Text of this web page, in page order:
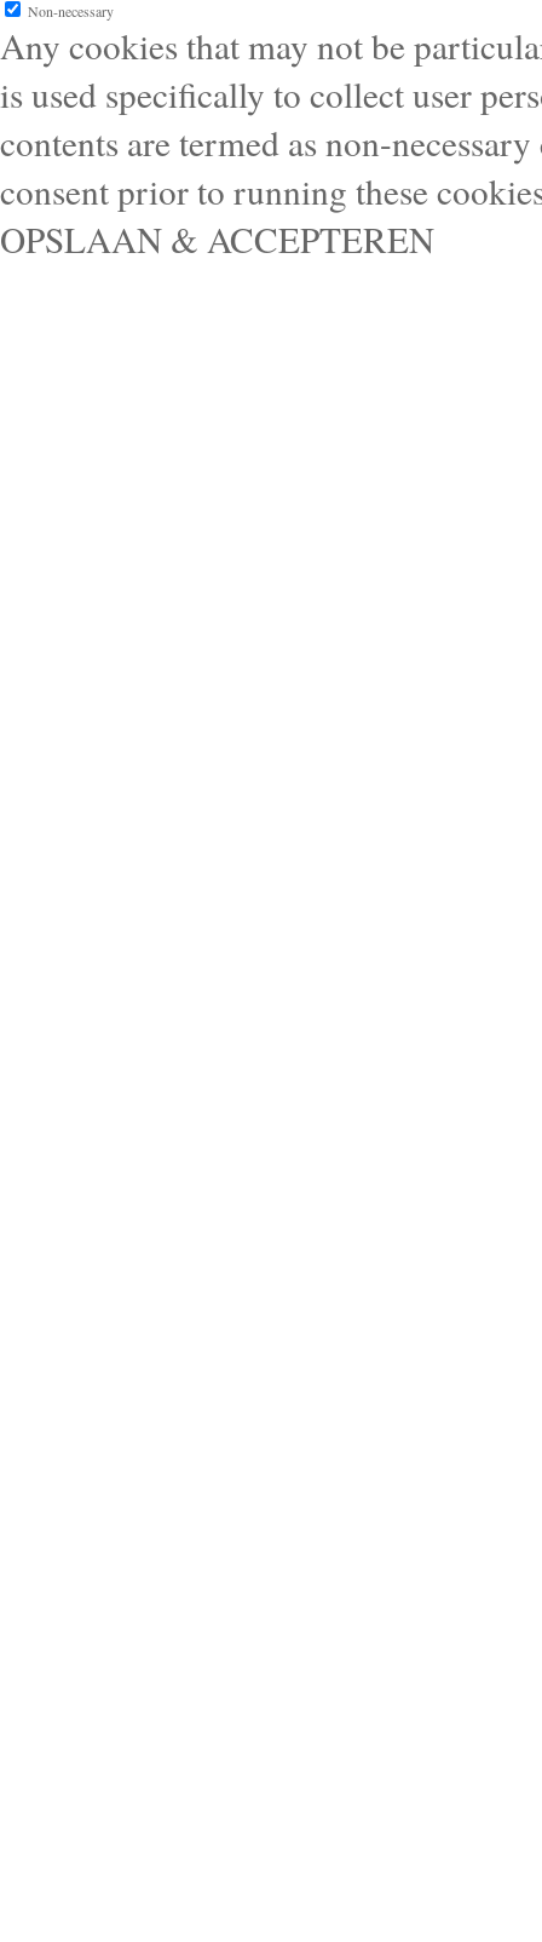
Non-necessary
Any cookies that may not be
is used specifically to collect user
contents are termed as non-
consent prior to running these
OPSLAAN & ACCEPTEREN